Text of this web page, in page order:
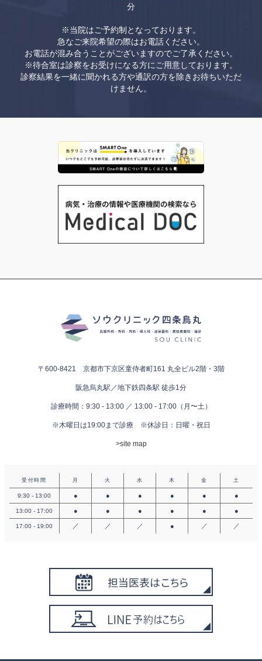
分
※当院はご予約制となっております。
急なご来院希望の際はお電話ください。
お電話が混み合うことがございますのでご了承ください。
※待合室は診察をお受けになる方にご用意しております。
診察結果を一緒に聞かれる方や通訳の方を除きお待ちいただ
けません。
〒600-8421 京都市下京区童侍者町161 丸全ビル2階・3階
阪急烏丸駅／地下鉄四条駅 徒歩1分
診療時間：9:30 - 13:00 ／ 13:00 - 17:00（月〜土）
※木曜日は19:00まで診療 ※休診日：日曜・祝日
>site map
受付時間 月 火 水 木 金 土
9:30 - 13:00 ● ● ● ● ● ●
13:00 - 17:00 ● ● ● ● ● ●
17:00 - 19:00 ／ ／ ／ ● ／ ／